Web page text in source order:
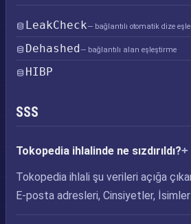
LeakCheck— bağlantılı otomatik dize
Dehashed— bağlantılı alan eşleştirme
HIBP
SSS
Tokopedia ihlalinde ne sızdırıldı?
Tokopedia ihlali şu verileri açığa
E-posta adresleri, Cinsiyetler,